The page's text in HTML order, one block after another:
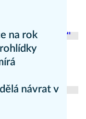
na rok
návrat v